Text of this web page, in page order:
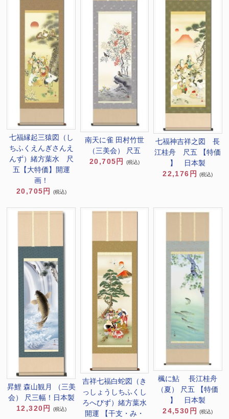
七福縁起三猿図（し
ちふくえんぎさんえ
んず）緒方葉水 尺
五【大特価】開運
画！
20,705円
(税込)
南天に雀 田村竹世
（三美会） 尺五
20,705円
(税込)
七福神吉祥之図 長
江桂舟 尺五 【特価
】 日本製
22,176円
(税込)
昇鯉 森山観月 （三美
会） 尺三幅！日本製
12,320円
(税込)
吉祥七福白蛇図（き
っしょうしちふくし
ろへびず）緒方葉水
開運 【干支・み・
楓に鮎 長江桂舟
（夏） 尺五 【特価
】 日本製
24,530円
(税込)